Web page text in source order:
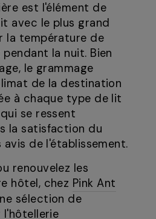
est l'élément de
avec le plus grand
la température de
la nuit. Bien
le grammage
de la destination
à chaque type de lit
se ressent
la satisfaction du
de l'établissement.
renouvelez les
hôtel, chez Pink Ant
sélection de
l'hôtellerie